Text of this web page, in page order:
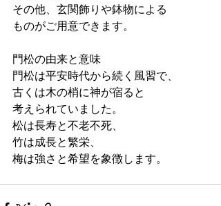
その他、玄関飾りや鉢物による
ものがご用意できます。
門松の由来と意味
門松は平安時代から続く風習で、
古くは木の梢に神が宿ると
考えられていました。
松は長寿と不老不死、
竹は成長と繁栄、
梅は強さと希望を象徴します。